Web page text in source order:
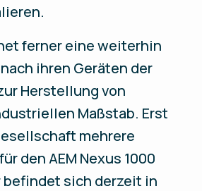
ferner eine weiterhin
ihren Geräten der
Herstellung von
Maßstab. Erst
mehrere
den AEM Nexus 1000
befindet sich derzeit in